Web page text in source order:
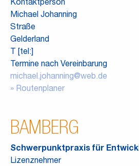
Kontaktperson
Michael Johanning
Straße
Gelderland
T [tel:]
Termine nach Vereinbarung
michael.johanning@web.de
Routenplaner
BAMBERG
Schwerpunktpraxis für
Lizenznehmer